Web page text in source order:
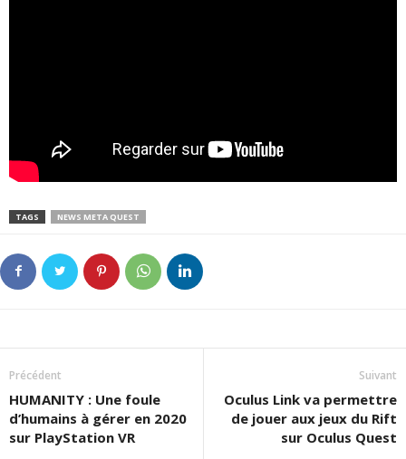
TAGS NEWS META QUEST
Précédent
HUMANITY : Une foule
d’humains à gérer en 2020
sur PlayStation VR
Suivant
Oculus Link va permettre
de jouer aux jeux du Rift
sur Oculus Quest